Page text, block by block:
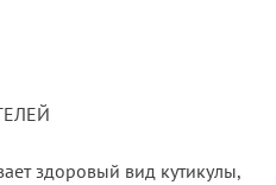
здоровый вид кутикулы,